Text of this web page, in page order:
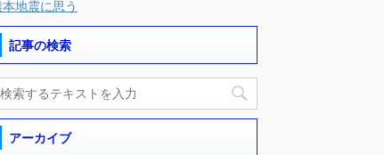
地震に思う
記事の検索
アーカイブ